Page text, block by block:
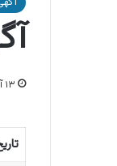
۱۳ آگوست ۲۰۲۵